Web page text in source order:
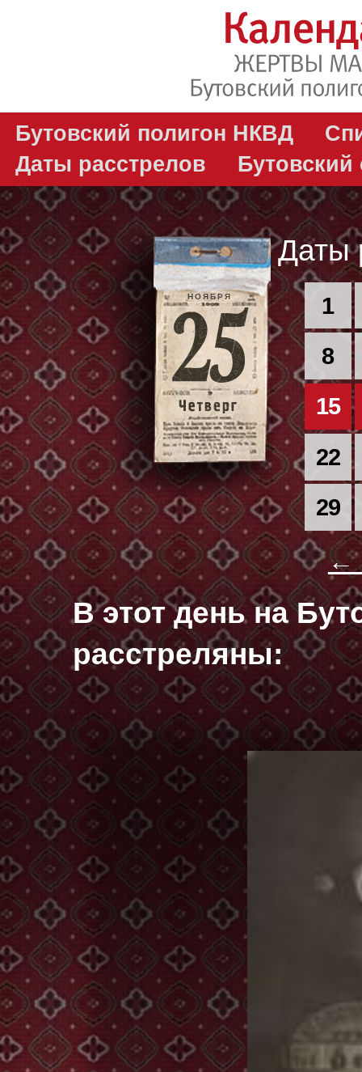
Бутовский полигон НКВД
Даты расстрелов
Бутовский
НОЯБРЯ
Даты
1
8
15
22
29
←
В этот день на
расстреляны: